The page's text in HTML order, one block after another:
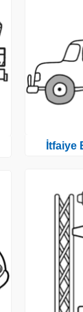
İtfaiye